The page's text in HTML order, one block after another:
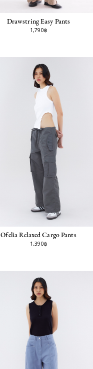
Drawstring Easy Pants
1,790฿
Ofelia Relaxed Cargo Pants
1,390฿